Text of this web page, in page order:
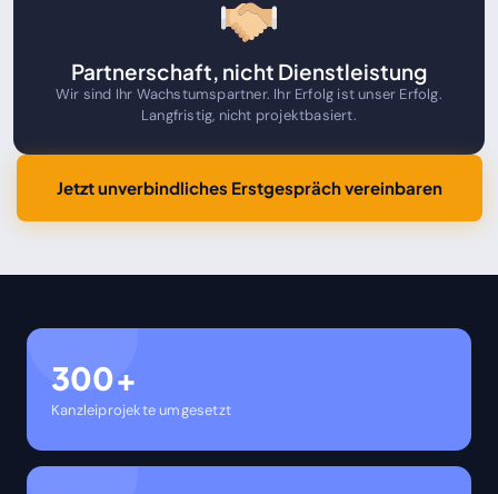
Partnerschaft, nicht Dienstleistung
Wir sind Ihr Wachstumspartner. Ihr Erfolg ist unser Erfolg.
Langfristig, nicht projektbasiert.
Jetzt unverbindliches Erstgespräch vereinbaren
300+
Kanzleiprojekte umgesetzt